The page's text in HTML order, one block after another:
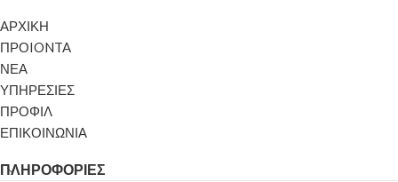
ΑΡΧΙΚΗ
ΠΡΟIONTA
ΝΕΑ
ΥΠΗΡΕΣΙΕΣ
ΠΡΟΦΙΛ
ΕΠΙΚΟΙΝΩΝΙΑ
ΠΛΗΡΟΦΟΡΊΕΣ